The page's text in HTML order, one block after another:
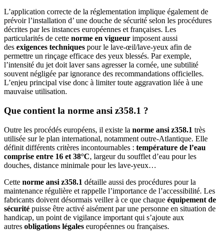
L’application correcte de la réglementation implique également de
prévoir l’installation d’ une douche de sécurité selon les procédures
décrites par les instances européennes et françaises. Les
particularités de cette norme en vigueur imposent aussi
des exigences techniques pour le lave-œil/lave-yeux afin de
permettre un rinçage efficace des yeux blessés. Par exemple,
l’intensité du jet doit laver sans agresser la cornée, une subtilité
souvent négligée par ignorance des recommandations officielles.
L’enjeu principal vise donc à limiter toute aggravation liée à une
mauvaise utilisation.
Que contient la norme ansi z358.1 ?
Outre les procédés européens, il existe la norme ansi z358.1 très
utilisée sur le plan international, notamment outre-Atlantique. Elle
définit différents critères incontournables : température de l’eau
comprise entre 16 et 38°C, largeur du soufflet d’eau pour les
douches, distance minimale pour les lave-yeux…
Cette norme ansi z358.1 détaille aussi des procédures pour la
maintenance régulière et rappelle l’importance de l’accessibilité. Les
fabricants doivent désormais veiller à ce que chaque équipement de
sécurité puisse être activé aisément par une personne en situation de
handicap, un point de vigilance important qui s’ajoute aux
autres obligations légales européennes ou françaises.